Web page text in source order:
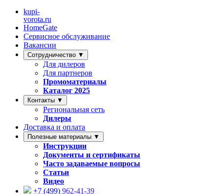
kupi-
vorota.ru
HomeGate
Сервисное обслуживание
Вакансии
Сотрудничество ▼
Для дилеров
Для партнеров
Промоматериалы
Каталог 2025
Контакты ▼
Региональная сеть
Дилеры
Доставка и оплата
Полезные материалы ▼
Инструкции
Документы и сертификаты
Часто задаваемые вопросы
Статьи
Видео
+7 (499) 962-41-39